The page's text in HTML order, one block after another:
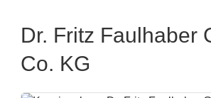
Dr. Fritz Faulhaber
Co. KG